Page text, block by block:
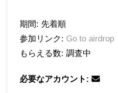
期間: 先着順
参加リンク: Go to airdrop
もらえる数: 調査中
必要なアカウント: